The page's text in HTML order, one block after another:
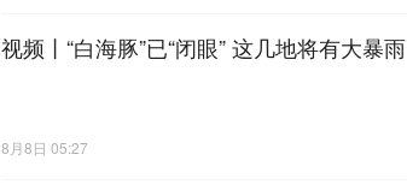
视频丨“白海豚”已“闭眼” 这几地将有大暴雨
8月8日 05:27